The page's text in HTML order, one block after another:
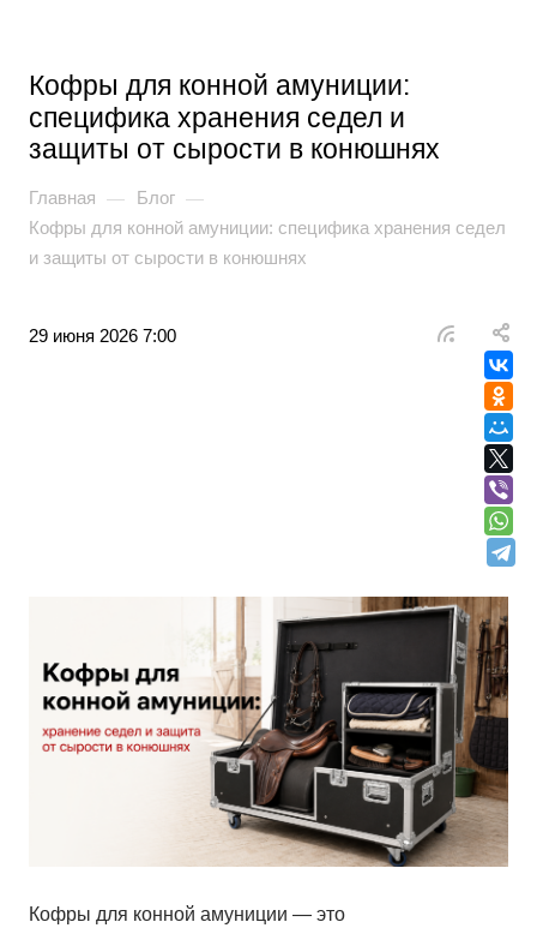
Кофры для конной амуниции:
специфика хранения седел и
защиты от сырости в конюшнях
Главная — Блог —
Кофры для конной амуниции: специфика хранения седел
и защиты от сырости в конюшнях
29 июня 2026 7:00
Кофры для конной амуниции — это